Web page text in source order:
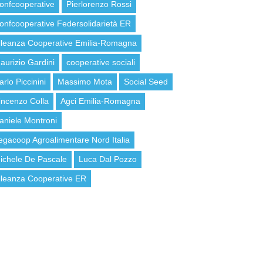
Pierlorenzo Rossi
Federsolidarietà ER
Cooperative Emilia-Romagna
Gardini cooperative sociali
Piccinini Massimo Mota Social Seed
Colla Agci Emilia-Romagna
Montroni
Agroalimentare Nord Italia
De Pascale Luca Dal Pozzo
Cooperative ER